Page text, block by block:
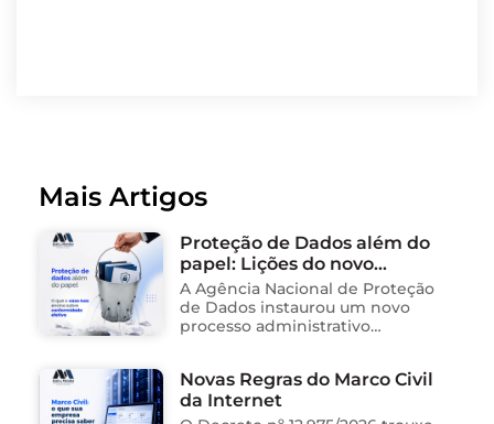
Mais Artigos
Proteção de Dados além do
papel: Lições do novo
processo sancionador da
ANPD
A Agência Nacional de Proteção
de Dados instaurou um novo
processo administrativo
organização social responsável
pela gestão de unidades
públicas de saúde …
Novas Regras do Marco Civil
da Internet